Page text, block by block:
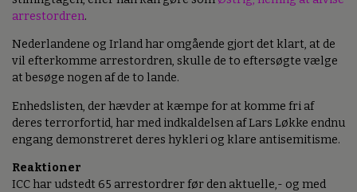
arrestordren.
Nederlandene og Irland har omgående gjort det klart, at de
vil efterkomme arrestordren, skulle de to eftersøgte vælge
at besøge nogen af de to lande.
Enhedslisten, der hævder at kæmpe for at komme fri af
deres terrorfortid, har med indkaldelsen af Lars Løkke endnu
engang demonstreret deres hykleri og klare antisemitisme.
Reaktioner
ICC har udstedt 65 arrestordrer før den aktuelle,- og med